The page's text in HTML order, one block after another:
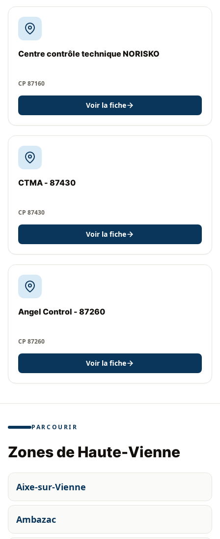
Centre contrôle technique NORISKO
CP 87160
Voir la fiche
CTMA - 87430
CP 87430
Voir la fiche
Angel Control - 87260
CP 87260
Voir la fiche
PARCOURIR
Zones de Haute-Vienne
Aixe-sur-Vienne
Ambazac